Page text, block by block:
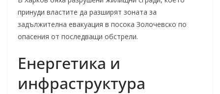
принуди властите да разширят зоната за
задължителна евакуация в посока Золочевско по
опасения от последващи обстрели.
Енергетика и
инфраструктура